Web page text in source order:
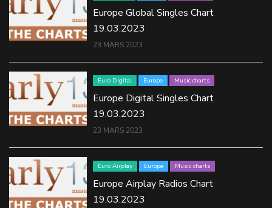
Europe Global Singles Chart
19.03.2023
23 MARS 2023
Euro Digital Europe Music charts
Europe Digital Singles Chart
19.03.2023
23 MARS 2023
Euro Airplay Europe Music charts
Europe Airplay Radios Chart
19.03.2023